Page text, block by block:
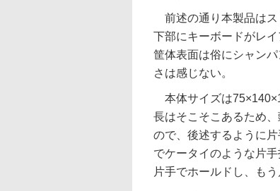
前述の通り本製品はス
下部にキーボードがレ
筐体表面は俗にシャン
さは感じない。
本体サイズは
長はそこそこあるため
ので、後述するように
でケータイのような片
片手でホールドし、も